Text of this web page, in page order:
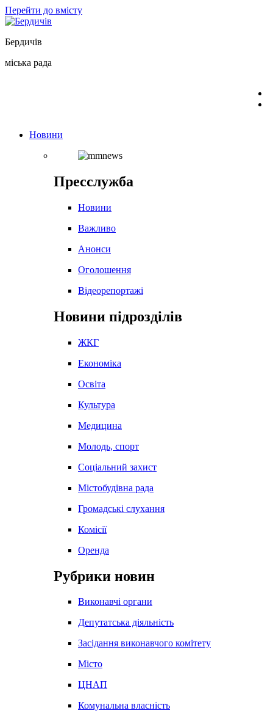
Перейти до вмісту
Бердичів
міська рада
Новини
Пресслужба
Новини
Важливо
Анонси
Оголошення
Відеорепортажі
Новини підрозділів
ЖКГ
Економіка
Освіта
Культура
Медицина
Молодь, спорт
Соціальний захист
Містобудівна рада
Громадські слухання
Комісії
Оренда
Рубрики новин
Виконавчі органи
Депутатська діяльність
Засідання виконавчого комітету
Місто
ЦНАП
Комунальна власність